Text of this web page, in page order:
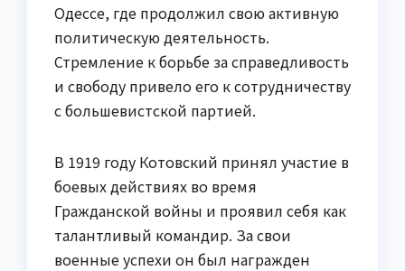
Одессе, где продолжил свою активную
политическую деятельность.
Стремление к борьбе за справедливость
и свободу привело его к сотрудничеству
с большевистской партией.
В 1919 году Котовский принял участие в
боевых действиях во время
Гражданской войны и проявил себя как
талантливый командир. За свои
военные успехи он был награжден